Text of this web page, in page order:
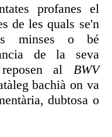
profanes el
de les quals se'n
minses o bé
de la seva
al BWV
bachià on va
dubtosa o